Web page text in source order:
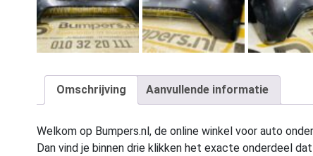
Omschrijving Aanvullende informatie
Welkom op Bumpers.nl, de online winkel voor auto
Dan vind je binnen drie klikken het exacte onderdeel